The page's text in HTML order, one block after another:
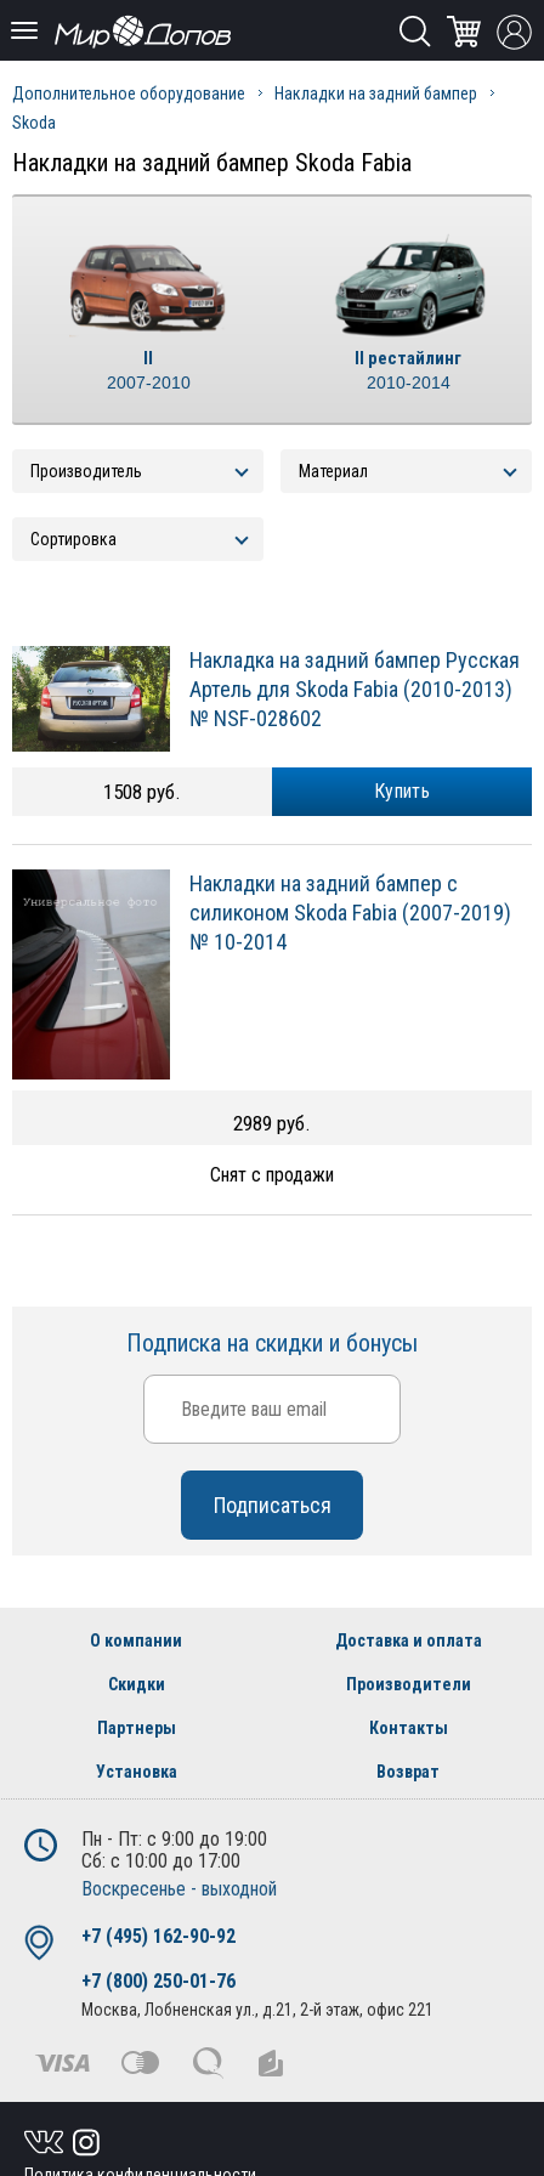
Дополнительное оборудование
Накладки на задний бампер
Skoda
Накладки на задний бампер Skoda Fabia
II
2007-2010
II рестайлинг
2010-2014
Накладка на задний бампер Русская
Артель для Skoda Fabia (2010-2013)
№ NSF-028602
Купить
1508 руб.
Накладки на задний бампер с
силиконом Skoda Fabia (2007-2019)
№ 10-2014
2989 руб.
Снят с продажи
Подписка на скидки и бонусы
О компании Доставка и оплата
Скидки Производители
Партнеры Контакты
Установка Возврат
Пн - Пт: с 9:00 до 19:00
Сб: с 10:00 до 17:00
Воскресенье - выходной
+7 (495) 162-90-92
+7 (800) 250-01-76
Москва, Лобненская ул., д.21, 2-й этаж, офис 221